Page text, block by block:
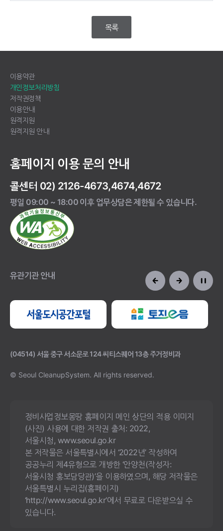
목록
이용약관
개인정보처리방침
저작권정책
이용안내
원격지원
원격지원 안내
홈페이지 이용 문의 안내
콜센터 02) 2126-4673,4674,4672
평일 09:00 ~ 18:00 이후 업무상담은 제한될 수 있습니다.
유관기관 안내
(04514) 서울 중구 서소문로 124 씨티스퀘어 13층 주거정비과
© Seoul CleanupSystem. All rights reserved.
정비사업정보몽땅 홈페이지 메인 상단의 적용 이미지
(사진) 사용에 대한 저작권 출처: 2022,
서울시청, www.seoul.go.kr
본 저작물은 서울특별시에서 ‘2022년’ 작성하여
공공누리 제4유형으로 개방한 ‘안양천(작성자:
서울시청 홍보담당관)’을 이용하였으며, 해당 저작물은
서울특별시 누리집(홈페이지)
‘http://www.seoul.go.kr’에서 무료로 다운받으실 수
있습니다.